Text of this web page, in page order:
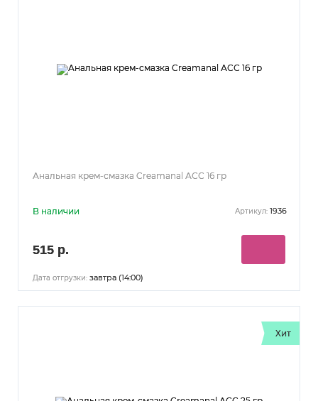
Анальная крем-смазка Creamanal АСС 16 гр
В наличии Артикул: 1936
515 р.
Дата отгрузки: завтра (14:00)
Хит